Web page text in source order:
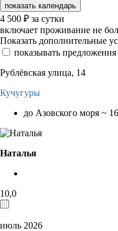
показать календарь
4 500 ₽ за сутки
включает проживание не
Показать дополнительные
показывать
Рублёвская улица, 14
Кучугуры
до Азовского моря ~
Наталья
10,0
июль 2026